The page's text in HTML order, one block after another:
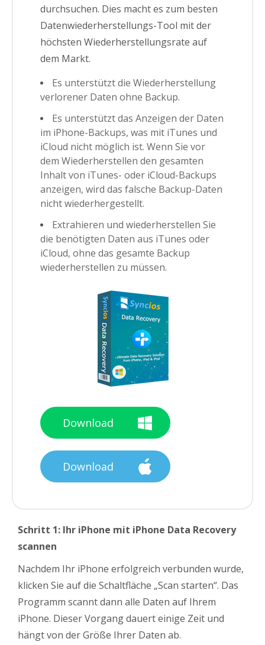
durchsuchen. Dies macht es zum besten
Datenwiederherstellungs-Tool mit der
höchsten Wiederherstellungsrate auf
dem Markt.
Es unterstützt die Wiederherstellung
verlorener Daten ohne Backup.
Es unterstützt das Anzeigen der Daten
im iPhone-Backups, was mit iTunes und
iCloud nicht möglich ist. Wenn Sie vor
dem Wiederherstellen den gesamten
Inhalt von iTunes- oder iCloud-Backups
anzeigen, wird das falsche Backup-Daten
nicht wiederhergestellt.
Extrahieren und wiederherstellen Sie
die benötigten Daten aus iTunes oder
iCloud, ohne das gesamte Backup
wiederherstellen zu müssen.
Download
Download
Schritt 1: Ihr iPhone mit iPhone Data Recovery
scannen
Nachdem Ihr iPhone erfolgreich verbunden wurde,
klicken Sie auf die Schaltfläche „Scan starten“. Das
Programm scannt dann alle Daten auf Ihrem
iPhone. Dieser Vorgang dauert einige Zeit und
hängt von der Größe Ihrer Daten ab.